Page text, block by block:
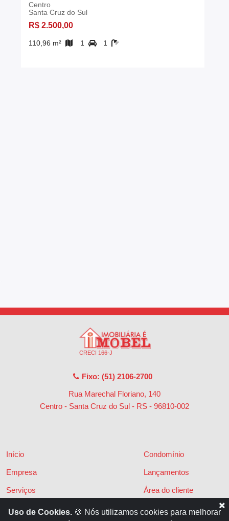
Centro
Santa Cruz do Sul
R$ 2.500,00
110,96 m² 1 1
CRECI 166-J
Fixo: (51) 2106-2700
Rua Marechal Floriano, 140
Centro - Santa Cruz do Sul - RS - 96810-002
Início
Empresa
Serviços
Financiamentos
Condomínio
Lançamentos
Área do cliente
Políticas de privacidade
Uso de Cookies. 🍪 Nós utilizamos cookies para melhorar